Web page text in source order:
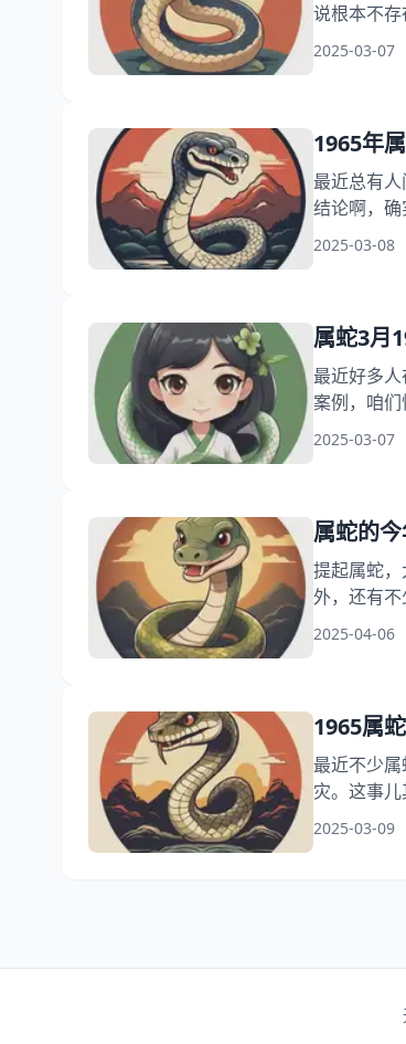
说根本不
确实在多
适配 二、
2025-03-07
1965年
最近总有
结论啊，
路上需要
化解劫数
2025-03-08
属蛇3月
最近好多
案例，咱
却藏着韧劲
蛇3月19
2025-03-07
属蛇的
提起属蛇
外，还有
实呢65年
好的了解
2025-04-06
1965属
最近不少
灾。这事
实了 ，该
细节要讲
2025-03-09